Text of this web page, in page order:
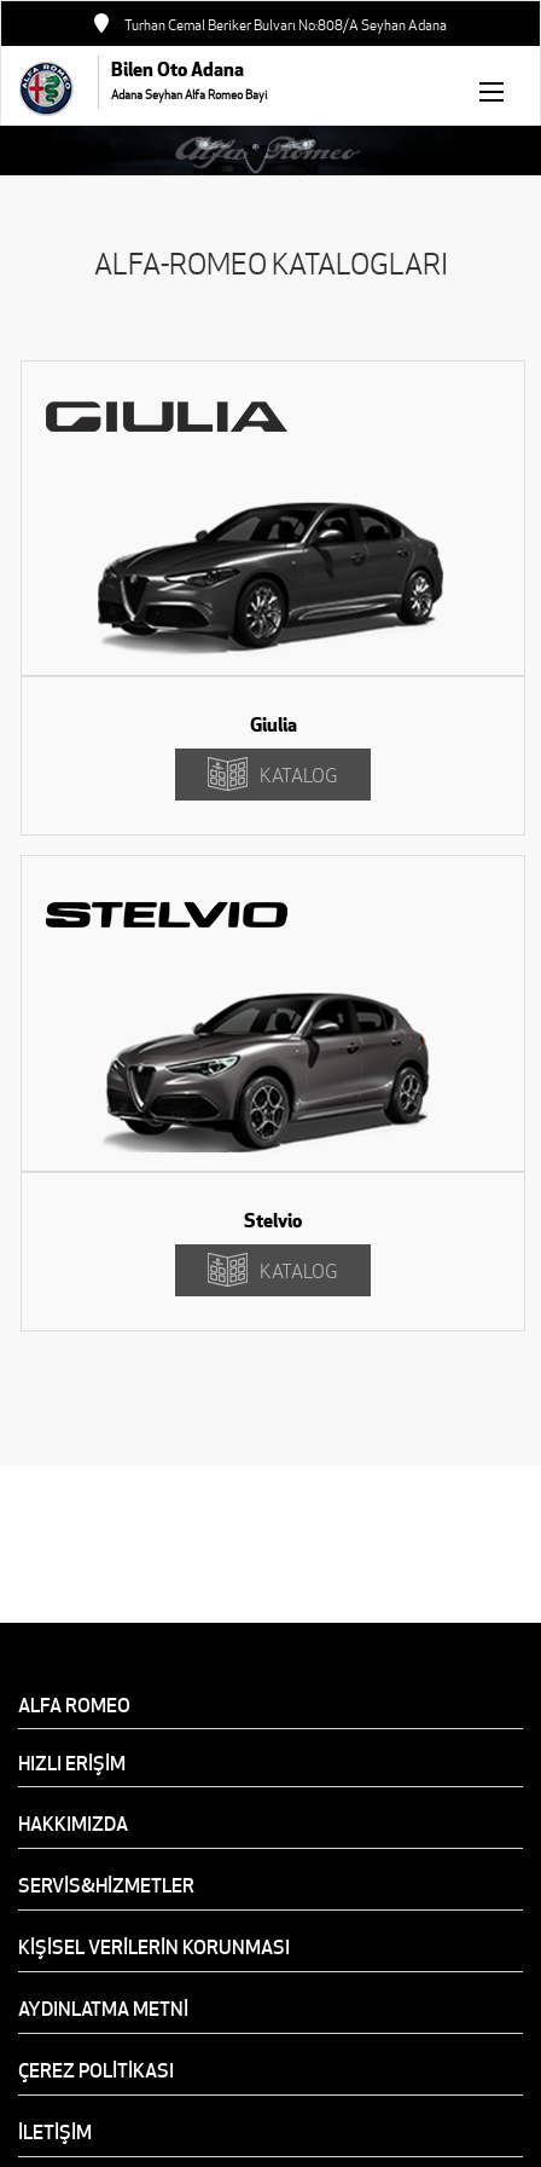
Turhan Cemal Beriker Bulvarı No:808/A Seyhan Adana
Bilen Oto Adana
Adana Seyhan Alfa Romeo Bayi
ALFA-ROMEO KATALOGLARI
Giulia
KATALOG
Stelvio
KATALOG
ALFA ROMEO
HIZLI ERİŞİM
HAKKIMIZDA
SERVİS&HİZMETLER
KİŞİSEL VERİLERİN KORUNMASI
AYDINLATMA METNİ
ÇEREZ POLİTİKASI
İLETİŞİM